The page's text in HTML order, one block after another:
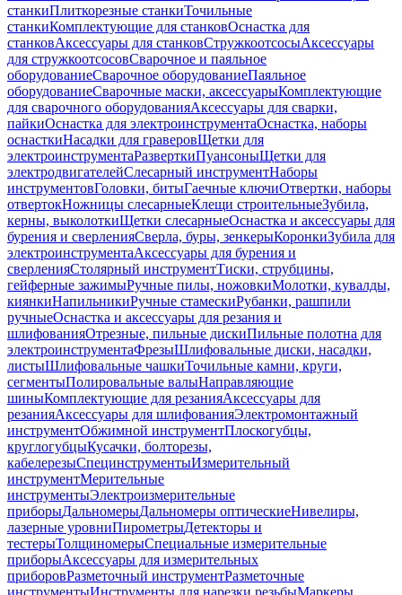
станкиПлиткорезные станкиТочильные
станкиКомплектующие для станковОснастка для
станковАксессуары для станковСтружкоотсосыАксессуары
для стружкоотсосовСварочное и паяльное
оборудованиеСварочное оборудованиеПаяльное
оборудованиеСварочные маски, аксессуарыКомплектующие
для сварочного оборудованияАксессуары для сварки,
пайкиОснастка для электроинструментаОснастка, наборы
оснасткиНасадки для граверовЩетки для
электроинструментаРазверткиПуансоныЩетки для
электродвигателейСлесарный инструментНаборы
инструментовГоловки, битыГаечные ключиОтвертки, наборы
отвертокНожницы слесарныеКлещи строительныеЗубила,
керны, выколоткиЩетки слесарныеОснастка и аксессуары для
бурения и сверленияСверла, буры, зенкерыКоронкиЗубила для
электроинструментаАксессуары для бурения и
сверленияСтолярный инструментТиски, струбцины,
гейферные зажимыРучные пилы, ножовкиМолотки, кувалды,
киянкиНапильникиРучные стамескиРубанки, рашпили
ручныеОснастка и аксессуары для резания и
шлифованияОтрезные, пильные дискиПильные полотна для
электроинструментаФрезыШлифовальные диски, насадки,
листыШлифовальные чашкиТочильные камни, круги,
сегментыПолировальные валыНаправляющие
шиныКомплектующие для резанияАксессуары для
резанияАксессуары для шлифованияЭлектромонтажный
инструментОбжимной инструментПлоскогубцы,
круглогубцыКусачки, болторезы,
кабелерезыСпецинструментыИзмерительный
инструментМерительные
инструментыЭлектроизмерительные
приборыДальномерыДальномеры оптическиеНивелиры,
лазерные уровниПирометрыДетекторы и
тестерыТолщиномерыСпециальные измерительные
приборыАксессуары для измерительных
приборовРазметочный инструментРазметочные
инструментыИнструменты для нарезки резьбыМаркеры,